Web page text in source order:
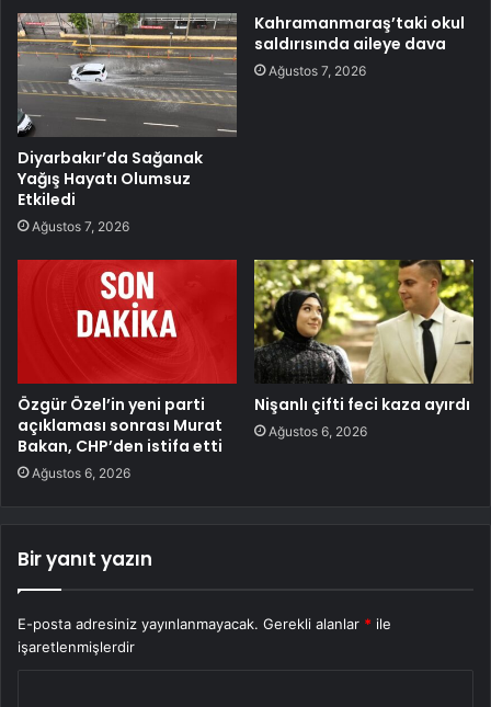
Diyarbakır’da Sağanak
Yağış Hayatı Olumsuz
Etkiledi
Ağustos 7, 2026
Kahramanmaraş’taki okul
saldırısında aileye dava
Ağustos 7, 2026
Özgür Özel’in yeni parti
açıklaması sonrası Murat
Bakan, CHP’den istifa etti
Ağustos 6, 2026
Nişanlı çifti feci kaza ayırdı
Ağustos 6, 2026
Bir yanıt yazın
E-posta adresiniz yayınlanmayacak. Gerekli alanlar * ile
işaretlenmişlerdir